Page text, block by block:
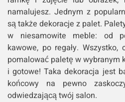
namalujesz. Jednym z
są także dekoracje z palet.
w niesamowite meble: od
kawowe, po regały.
pomalować paletę w wybranym
i gotowe! Taka dekoracja jest
końcowy na pewno
odwiedzającą twój salon.